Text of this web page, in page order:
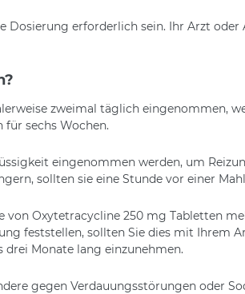
Dosierung erforderlich sein. Ihr Arzt
zweimal täglich eingenommen,
sechs Wochen.
eingenommen werden, um
sollten sie eine Stunde vor einer
Oxytetracycline 250 mg Tabletten
feststellen, sollten Sie dies mit Ihrem
Monate lang einzunehmen.
gegen Verdauungsstörungen oder